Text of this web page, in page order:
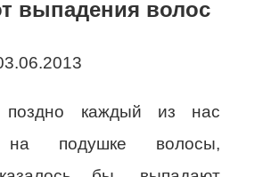
выпадения волос
каждый из нас
на подушке волосы,